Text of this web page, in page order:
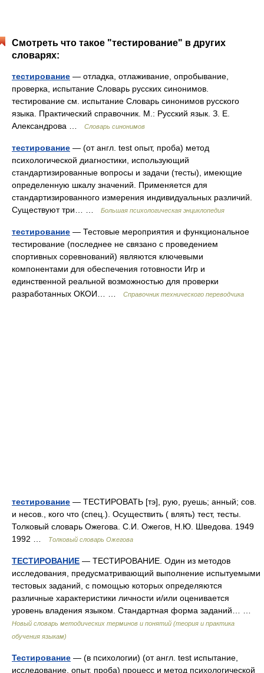
Смотреть что такое "тестирование" в других
словарях:
тестирование — отладка, отлаживание, опробывание,
проверка, испытание Словарь русских синонимов.
тестирование см. испытание Словарь синонимов русского
языка. Практический справочник. М.: Русский язык. З. Е.
Александрова …
Словарь синонимов
тестирование — (от англ. test опыт, проба) метод
психологической диагностики, использующий
стандартизированные вопросы и задачи (тесты), имеющие
определенную шкалу значений. Применяется для
стандартизированного измерения индивидуальных различий.
Существуют три… …
Большая психологическая энциклопедия
тестирование — Тестовые мероприятия и функциональное
тестирование (последнее не связано с проведением
спортивных соревнований) являются ключевыми
компонентами для обеспечения готовности Игр и
единственной реальной возможностью для проверки
разработанных ОКОИ… …
Справочник технического переводчика
тестирование — ТЕСТИРОВАТЬ [тэ], рую, руешь; анный; сов.
и несов., кого что (спец.). Осуществить ( влять) тест, тесты.
Толковый словарь Ожегова. С.И. Ожегов, Н.Ю. Шведова. 1949
1992 …
Толковый словарь Ожегова
ТЕСТИРОВАНИЕ — ТЕСТИРОВАНИЕ. Один из методов
исследования, предусматривающий выполнение испытуемыми
тестовых заданий, с помощью которых определяются
различные характеристики личности и/или оценивается
уровень владения языком. Стандартная форма заданий… …
Новый словарь методических терминов и понятий (теория и практика
обучения языкам)
Тестирование — (в психологии) (от англ. test испытание,
исследование, опыт, проба) процесс и метод психологической